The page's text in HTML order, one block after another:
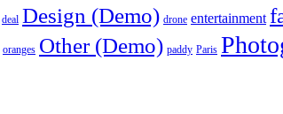
deal Design (Demo) drone entertainment
oranges Other (Demo) paddy Paris